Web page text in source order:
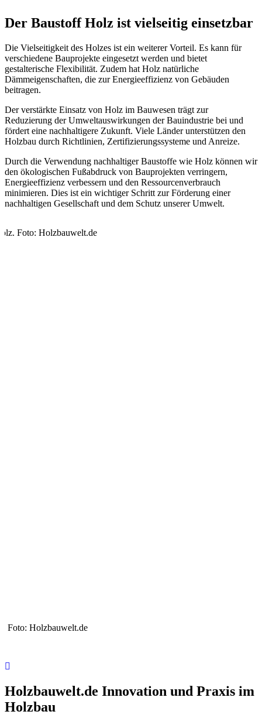
Der Baustoff Holz ist vielseitig einsetzbar
Die Vielseitigkeit des Holzes ist ein weiterer Vorteil. Es kann für
verschiedene Bauprojekte eingesetzt werden und bietet
gestalterische Flexibilität. Zudem hat Holz natürliche
Dämmeigenschaften, die zur Energieeffizienz von Gebäuden
beitragen.
Der verstärkte Einsatz von Holz im Bauwesen trägt zur
Reduzierung der Umweltauswirkungen der Bauindustrie bei und
fördert eine nachhaltigere Zukunft. Viele Länder unterstützen den
Holzbau durch Richtlinien, Zertifizierungssysteme und Anreize.
Durch die Verwendung nachhaltiger Baustoffe wie Holz können wir
den ökologischen Fußabdruck von Bauprojekten verringern,
Energieeffizienz verbessern und den Ressourcenverbrauch
minimieren. Dies ist ein wichtiger Schritt zur Förderung einer
nachhaltigen Gesellschaft und dem Schutz unserer Umwelt.
Foto: Holzbauwelt.de
Holzbauwelt.de Innovation und Praxis im
Holzbau